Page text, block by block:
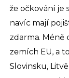
že očkování je
navíc mají
zdarma. Méně
zemích EU, a
Slovinsku,